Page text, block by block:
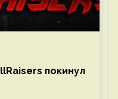
покинул